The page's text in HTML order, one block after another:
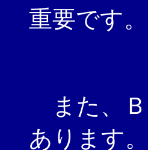
重要です。
また、Ｂ
あります